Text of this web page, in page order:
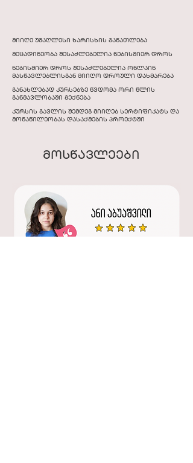
მიიღე უმაღლესი ხარისხის განათლება
მეცადინეობა შესაძლებელია ნებისმიერ დროს
ნებისმიერ დროს შესაძლებელია ონლაინ
მასწავლებლისგან მიიღო დროული დახმარება
განახლებად კურსებზე წვდომა ორი წლის
განმავლობაში გექნება
კურსის გავლის შემდეგ მიიღებ სერტიფიკატს და
მონაწილეობას დასაქმების პროექტში
მოსწავლეები